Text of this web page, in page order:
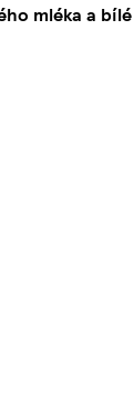
mléka a bílé